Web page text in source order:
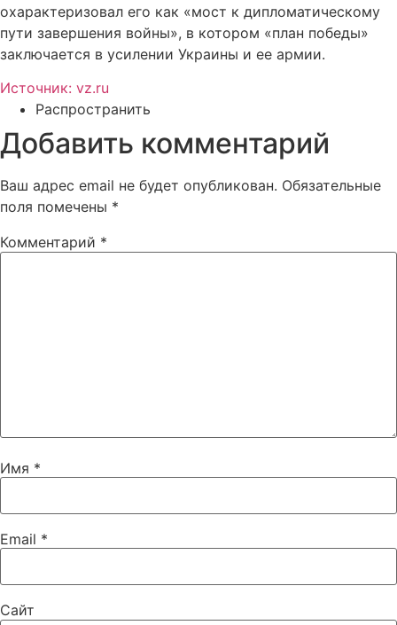
охарактеризовал его как «мост к дипломатическому
пути завершения войны», в котором «план победы»
заключается в усилении Украины и ее армии.
Источник: vz.ru
Распространить
Добавить комментарий
Ваш адрес email не будет опубликован. Обязательные
поля помечены *
Комментарий *
Имя *
Email *
Сайт